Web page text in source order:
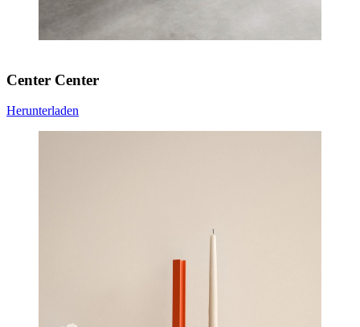
Center Center
Herunterladen